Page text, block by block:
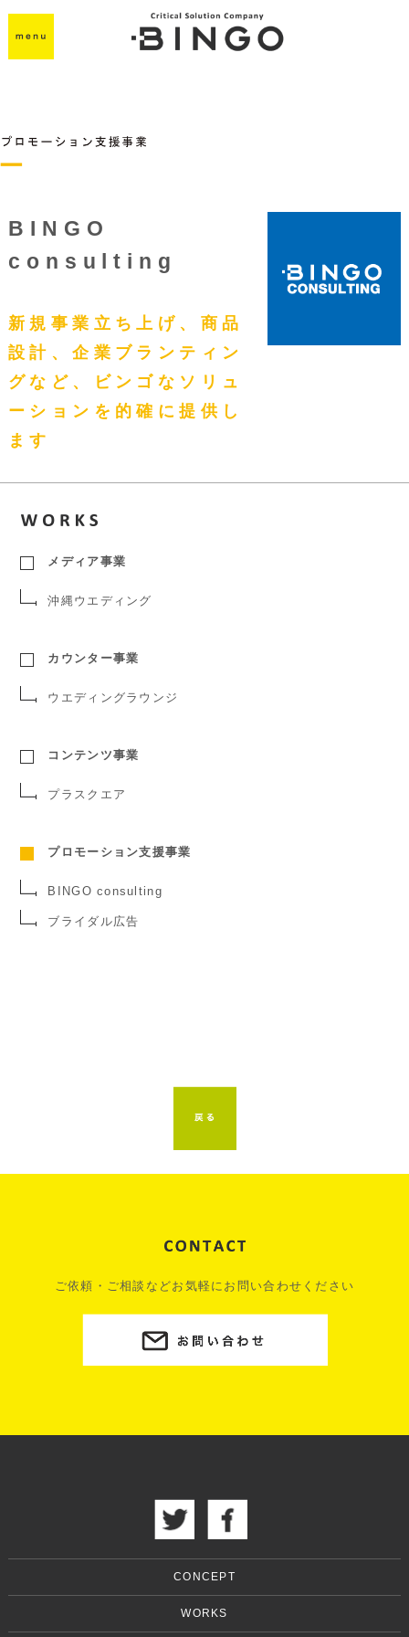
BINGO
consulting
新規事業立ち上げ、商品
設計、企業ブランティン
グなど、ビンゴなソリュ
ーションを的確に提供し
ます
メディア事業
沖縄ウエディング
カウンター事業
ウエディングラウンジ
コンテンツ事業
プラスクエア
プロモーション支援事業
BINGO consulting
ブライダル広告
ご依頼・ご相談などお気軽にお問い合わせください
CONCEPT
WORKS